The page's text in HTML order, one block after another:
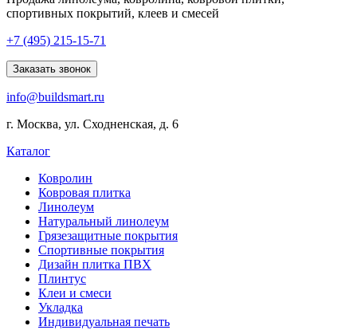
спортивных покрытий, клеев и смесей
Explore
lists
best
online
offering
wide
range
games
features.
+7 (495) 215-15-71
Заказать звонок
info@buildsmart.ru
г. Москва, ул. Сходненская, д. 6
Каталог
Ковролин
Ковровая плитка
Линолеум
Натуральный линолеум
Грязезащитные покрытия
Спортивные покрытия
Дизайн плитка ПВХ
Плинтус
Клеи и смеси
Укладка
Индивидуальная печать